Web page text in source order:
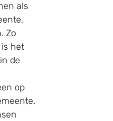
als
Zo
het
de
op